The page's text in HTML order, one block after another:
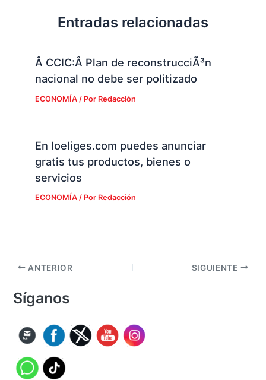
Entradas relacionadas
Â CCIC:Â Plan de reconstrucciÃ³n
nacional no debe ser politizado
ECONOMÍA/ Por Redacción
En loeliges.com puedes anunciar
gratis tus productos, bienes o
servicios
ECONOMÍA/ Por Redacción
ANTERIOR SIGUIENTE
Síganos